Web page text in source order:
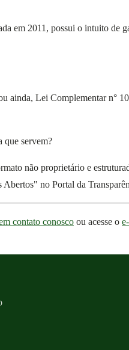
em 2011, possui o intuito de
ainda, Lei Complementar n°
que servem?
não proprietário e
no Portal da
contato conosco ou acesse o